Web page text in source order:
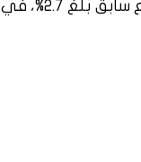
في المقابل، قلّص مؤشر ناسداك المجمع خسائره إلى 1.4% فقط، مقارنة بتراجع سابق بلغ 2.7%، في